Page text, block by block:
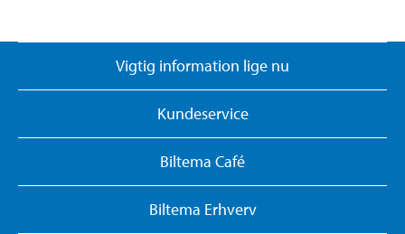
Vigtig information lige nu
Kundeservice
Biltema Café
Biltema Erhverv